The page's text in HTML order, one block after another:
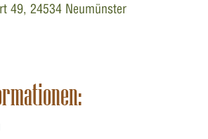
49, 24534 Neumünster